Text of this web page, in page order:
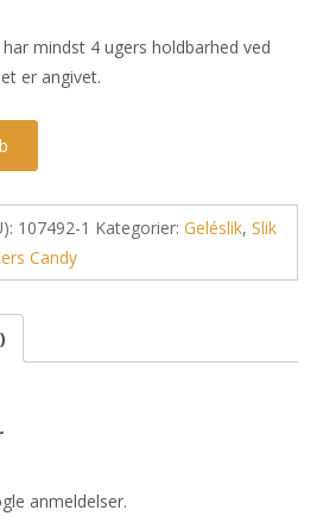
mindst 4 ugers holdbarhed ved
er angivet.
107492-1 Kategorier: Geléslik, Slik
Candy
anmeldelser.